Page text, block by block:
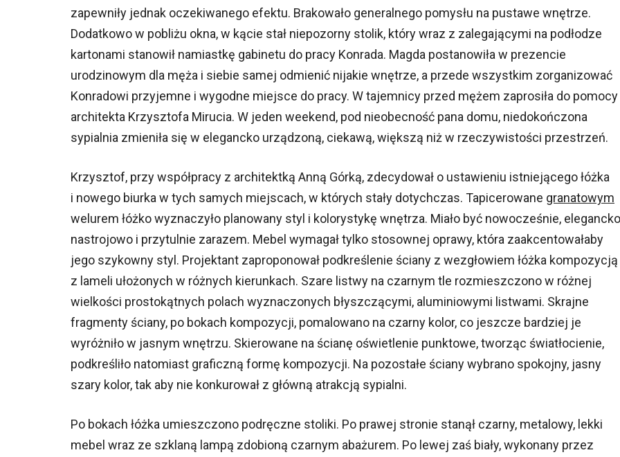
zapewniły jednak oczekiwanego efektu. Brakowało generalnego pomysłu na pustawe wnętrze.
Dodatkowo w pobliżu okna, w kącie stał niepozorny stolik, który wraz z zalegającymi na podłodze
kartonami stanowił namiastkę gabinetu do pracy Konrada. Magda postanowiła w prezencie
urodzinowym dla męża i siebie samej odmienić nijakie wnętrze, a przede wszystkim zorganizować
Konradowi przyjemne i wygodne miejsce do pracy. W tajemnicy przed mężem zaprosiła do pomocy
architekta Krzysztofa Mirucia. W jeden weekend, pod nieobecność pana domu, niedokończona
sypialnia zmieniła się w elegancko urządzoną, ciekawą, większą niż w rzeczywistości przestrzeń.
Krzysztof, przy współpracy z architektką Anną Górką, zdecydował o ustawieniu istniejącego łóżka
i nowego biurka w tych samych miejscach, w których stały dotychczas. Tapicerowane granatowym
welurem łóżko wyznaczyło planowany styl i kolorystykę wnętrza. Miało być nowocześnie,
nastrojowo i przytulnie zarazem. Mebel wymagał tylko stosownej oprawy, która zaakcentowałaby
jego szykowny styl. Projektant zaproponował podkreślenie ściany z wezgłowiem łóżka kompozycją
z lameli ułożonych w różnych kierunkach. Szare listwy na czarnym tle rozmieszczono w różnej
wielkości prostokątnych polach wyznaczonych błyszczącymi, aluminiowymi listwami. Skrajne
fragmenty ściany, po bokach kompozycji, pomalowano na czarny kolor, co jeszcze bardziej je
wyróżniło w jasnym wnętrzu. Skierowane na ścianę oświetlenie punktowe, tworząc światłocienie,
podkreśliło natomiast graficzną formę kompozycji. Na pozostałe ściany wybrano spokojny, jasny
szary kolor, tak aby nie konkurował z główną atrakcją sypialni.
Po bokach łóżka umieszczono podręczne stoliki. Po prawej stronie stanął czarny, metalowy, lekki
mebel wraz ze szklaną lampą zdobioną czarnym abażurem. Po lewej zaś biały, wykonany przez